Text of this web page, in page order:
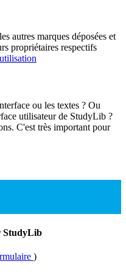
autres marques déposées et
propriétaires respectifs
ou les textes ? Ou
utilisateur de StudyLib ?
C'est très important pour
StudyLib
)